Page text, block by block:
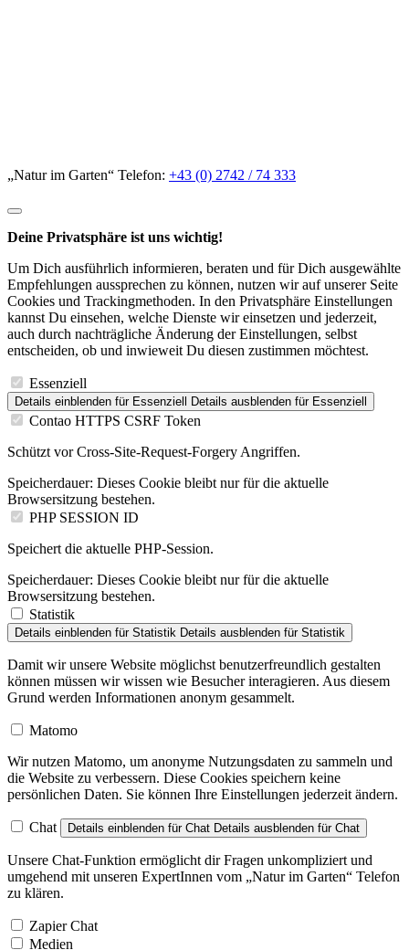
„Natur im Garten“ Telefon: +43 (0) 2742 / 74 333
Deine Privatsphäre ist uns wichtig!
Um Dich ausführlich informieren, beraten und für Dich ausgewählte
Empfehlungen aussprechen zu können, nutzen wir auf unserer Seite
Cookies und Trackingmethoden. In den Privatsphäre Einstellungen
kannst Du einsehen, welche Dienste wir einsetzen und jederzeit,
auch durch nachträgliche Änderung der Einstellungen, selbst
entscheiden, ob und inwieweit Du diesen zustimmen möchtest.
Essenziell
Details einblenden für Essenziell Details ausblenden für Essenziell
Contao HTTPS CSRF Token
Schützt vor Cross-Site-Request-Forgery Angriffen.
Speicherdauer: Dieses Cookie bleibt nur für die aktuelle
Browsersitzung bestehen.
PHP SESSION ID
Speichert die aktuelle PHP-Session.
Speicherdauer: Dieses Cookie bleibt nur für die aktuelle
Browsersitzung bestehen.
Statistik
Details einblenden für Statistik Details ausblenden für Statistik
Damit wir unsere Website möglichst benutzerfreundlich gestalten
können müssen wir wissen wie Besucher interagieren. Aus diesem
Grund werden Informationen anonym gesammelt.
Matomo
Wir nutzen Matomo, um anonyme Nutzungsdaten zu sammeln und
die Website zu verbessern. Diese Cookies speichern keine
persönlichen Daten. Sie können Ihre Einstellungen jederzeit ändern.
Chat Details einblenden für Chat Details ausblenden für Chat
Unsere Chat-Funktion ermöglicht dir Fragen unkompliziert und
umgehend mit unseren ExpertInnen vom „Natur im Garten“ Telefon
zu klären.
Zapier Chat
Medien